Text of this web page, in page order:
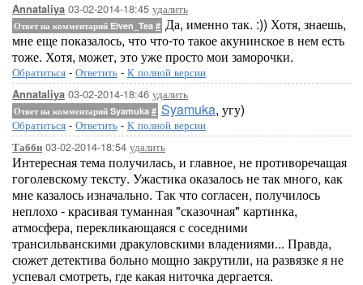
Annataliya 03-02-2014-18:45 удалить
Ответ на комментарий Elven_Tea # Да, именно так. :)) Хотя, знаешь,
мне еще показалось, что что-то такое акунинское в нем есть
тоже. Хотя, может, это уже просто мои заморочки.
Обратиться - Ответить - К полной версии
Annataliya 03-02-2014-18:46 удалить
Ответ на комментарий Syamuka # Syamuka, угу)
Обратиться - Ответить - К полной версии
Табби 03-02-2014-18:54 удалить
Интересная тема получилась, и главное, не противоречащая
гоголевскому тексту. Ужастика оказалось не так много, как
мне казалось изначально. Так что согласен, получилось
неплохо - красивая туманная "сказочная" картинка,
атмосфера, перекликающаяся с соседними
трансильванскими дракуловскими владениями... Правда,
сюжет детектива больно мощно закрутили, на развязке я не
успевал смотреть, где какая ниточка дергается.